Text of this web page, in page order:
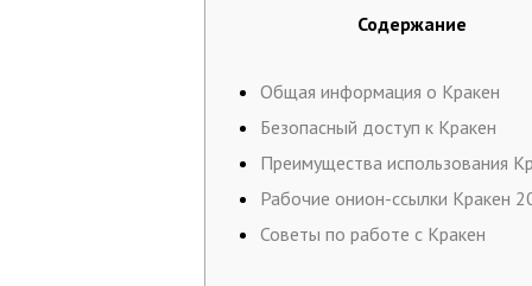
Содержание
Общая информация о Кракен
Безопасный доступ к Кракен
Преимущества использования
Рабочие онион-ссылки Кракен
Советы по работе с Кракен